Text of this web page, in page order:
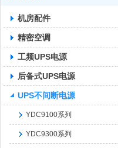
机房配件
精密空调
工频UPS电源
后备式UPS电源
UPS不间断电源
YDC9100系列
YDC9300系列